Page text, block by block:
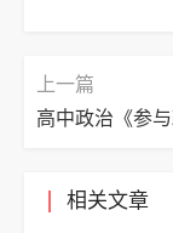
上一篇
相关文章